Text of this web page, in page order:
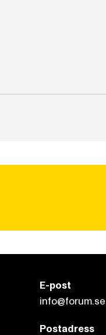
E-post
info@forum.se
Postadress